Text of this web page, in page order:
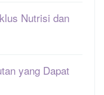
Nutrisi dan
yang Dapat